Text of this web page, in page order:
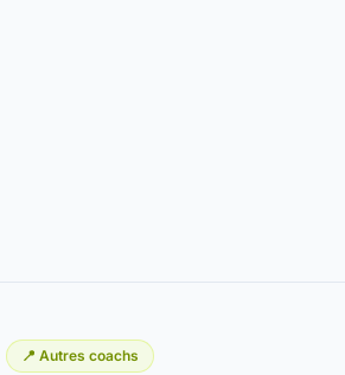
📍 Autres coachs